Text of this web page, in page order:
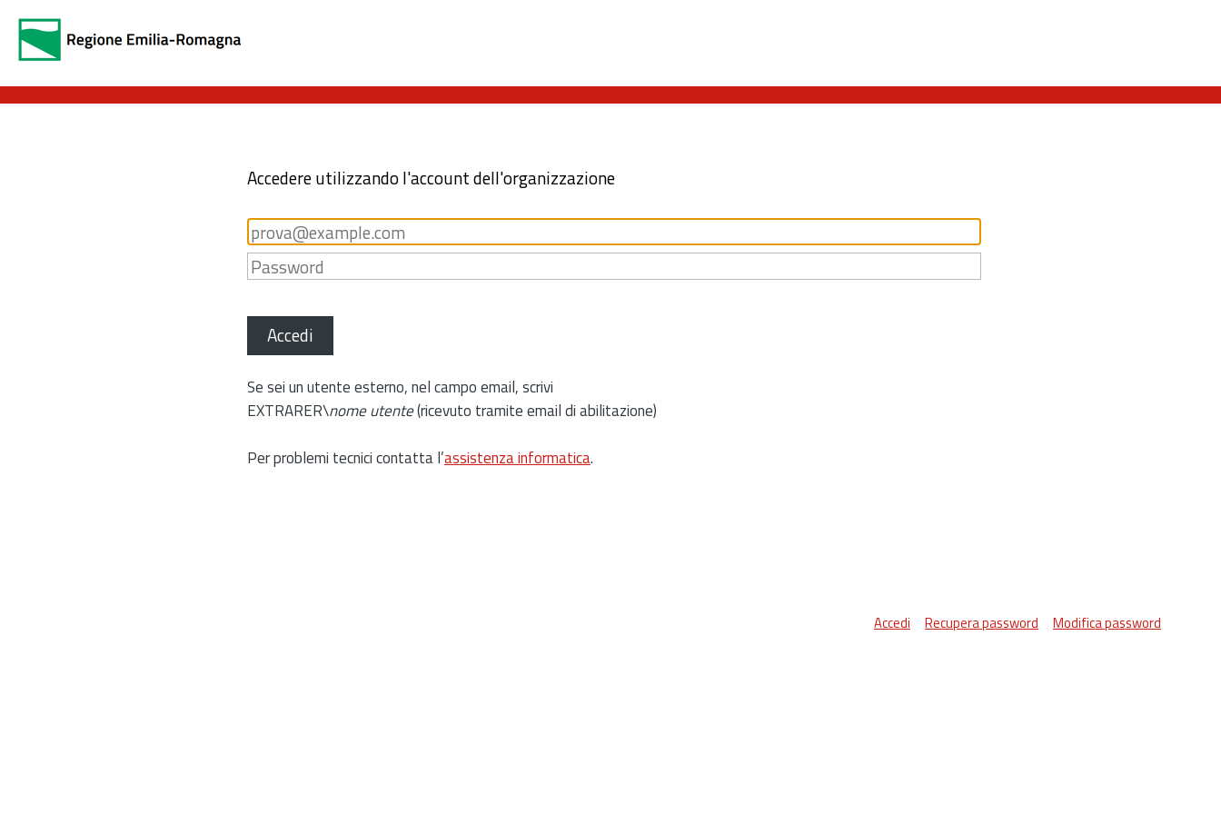
Accedere utilizzando l'account dell'organizzazione
Accedi
Se sei un utente esterno, nel campo email, scrivi
EXTRARER\nome utente(ricevuto tramite email di abilitazione)
Per problemi tecnici contatta l’assistenza informatica.
Accedi Recupera password Modifica password